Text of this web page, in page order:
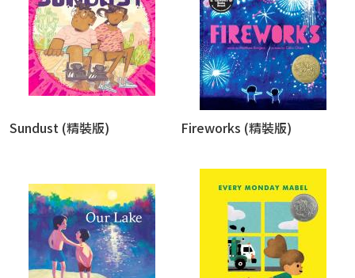
Sundust (精裝版) Fireworks (精裝版)